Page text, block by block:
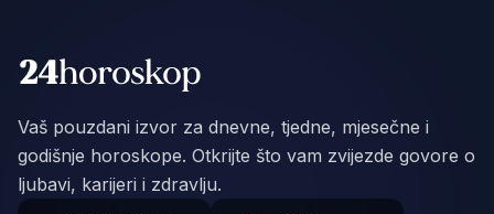
Vaš pouzdani izvor za dnevne, tjedne, mjesečne i
godišnje horoskope. Otkrijte što vam zvijezde govore o
ljubavi, karijeri i zdravlju.